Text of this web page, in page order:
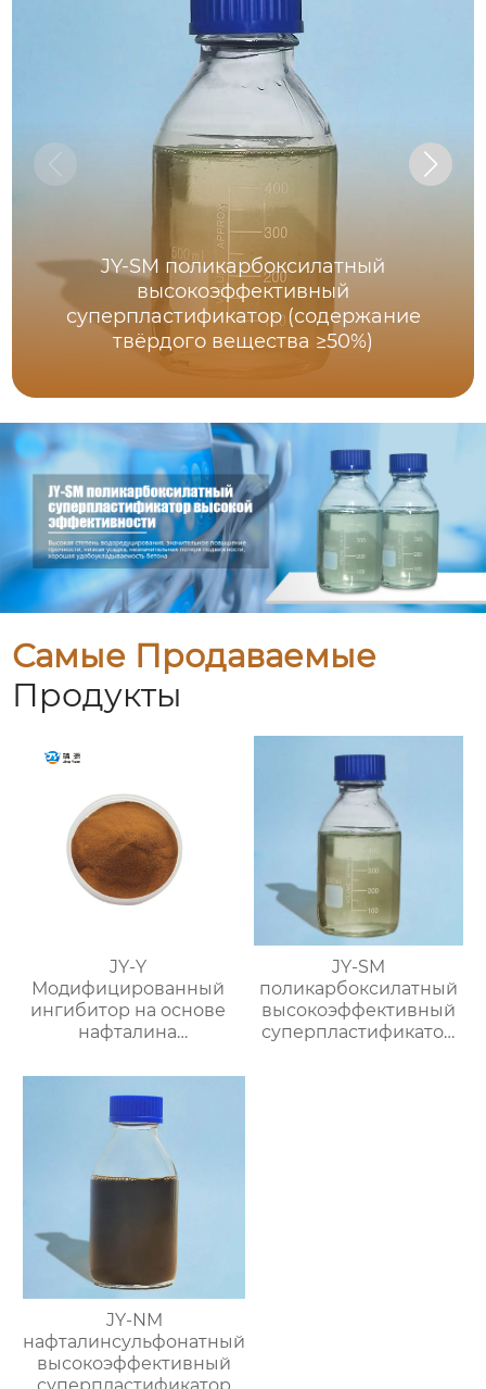
JY-SM поликарбоксилатный
высокоэффективный
суперпластификатор (содержание
твёрдого вещества ≥50%)
Самые Продаваемые
Продукты
JY-Y
Модифицированный
ингибитор на основе
нафталина
суспензионный
водоредуцирующий
агент)
JY-SM
поликарбоксилатный
высокоэффективный
суперпластификатор
JY-NM
нафталинсульфонатный
высокоэффективный